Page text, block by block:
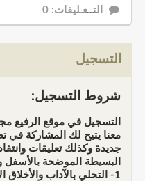
التــعـليقات: 0
التسجيل
شروط التسجيل:
التسجيل في موقع الرفيع
معنا يتيح لك المشاركة في
جديدة وكذلك تعليقات
البسيطة الموضحة بالأسفل
1- التحلي بالآداب